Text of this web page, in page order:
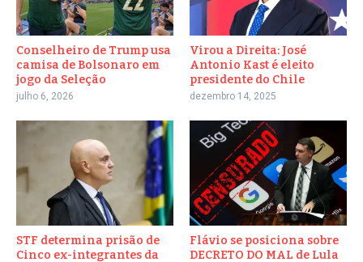
Conselheiro de Trump usa
camisa de Bolsonaro em
jogo da Seleção
julho 6, 2026
Virou a Direita: José
Antonio Kast é eleito
presidente do Chile
dezembro 14, 2025
STF determina prisão de
Cinco ex-integrantes da
Flávio se posiciona sobre
DECRETO DO MAL de Lula